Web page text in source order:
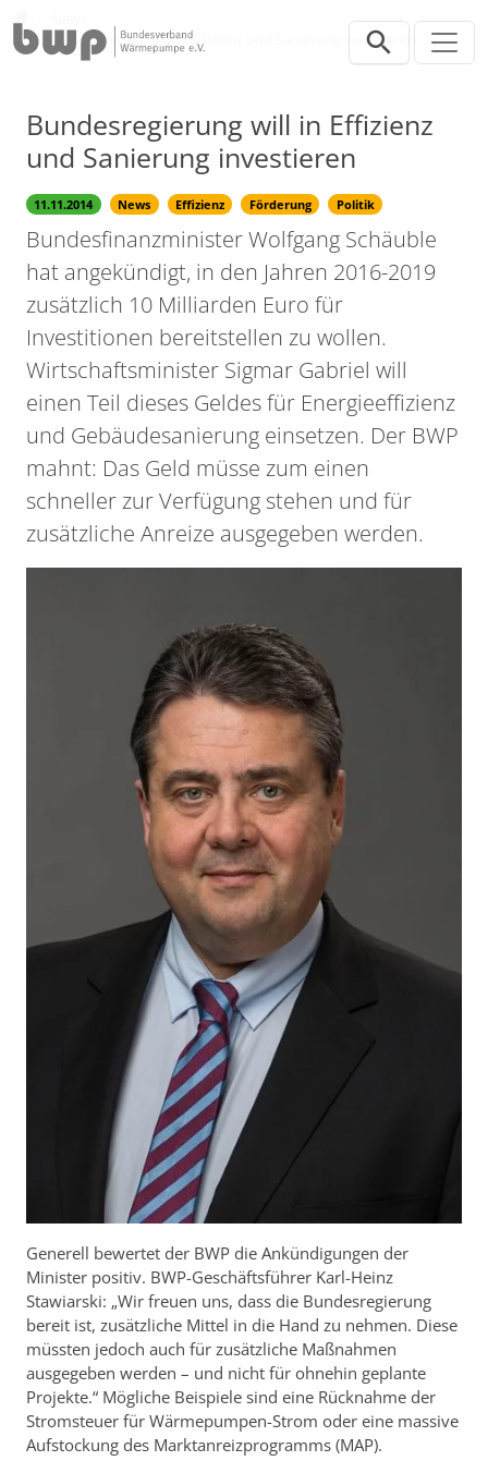
Bundesregierung will in Effizienz und Sanierung investieren
Bundesregierung will in Effizienz
und Sanierung investieren
11.11.2014 News Effizienz Förderung Politik
Bundesfinanzminister Wolfgang Schäuble
hat angekündigt, in den Jahren 2016-2019
zusätzlich 10 Milliarden Euro für
Investitionen bereitstellen zu wollen.
Wirtschaftsminister Sigmar Gabriel will
einen Teil dieses Geldes für Energieeffizienz
und Gebäudesanierung einsetzen. Der BWP
mahnt: Das Geld müsse zum einen
schneller zur Verfügung stehen und für
zusätzliche Anreize ausgegeben werden.
Generell bewertet der BWP die Ankündigungen der
Minister positiv. BWP-Geschäftsführer Karl-Heinz
Stawiarski: „Wir freuen uns, dass die Bundesregierung
bereit ist, zusätzliche Mittel in die Hand zu nehmen. Diese
müssten jedoch auch für zusätzliche Maßnahmen
ausgegeben werden – und nicht für ohnehin geplante
Projekte.“ Mögliche Beispiele sind eine Rücknahme der
Stromsteuer für Wärmepumpen-Strom oder eine massive
Aufstockung des Marktanreizprogramms (MAP).